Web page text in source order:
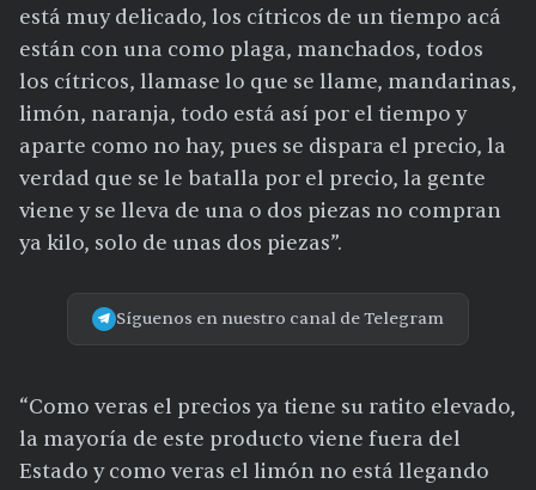
está muy delicado, los cítricos de un tiempo acá
están con una como plaga, manchados, todos
los cítricos, llamase lo que se llame, mandarinas,
limón, naranja, todo está así por el tiempo y
aparte como no hay, pues se dispara el precio, la
verdad que se le batalla por el precio, la gente
viene y se lleva de una o dos piezas no compran
ya kilo, solo de unas dos piezas”.
Síguenos en nuestro canal de Telegram
“Como veras el precios ya tiene su ratito elevado,
la mayoría de este producto viene fuera del
Estado y como veras el limón no está llegando